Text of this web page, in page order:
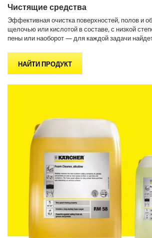
Чистящие средства
Эффективная очистка поверхностей, полов и
щелочью или кислотой в составе, с низкой
пены или наоборот — для каждой задачи
НАЙТИ ПРОДУКТ